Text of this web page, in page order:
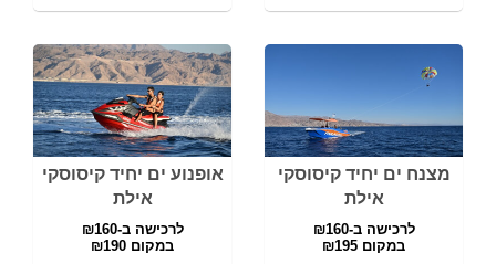
מצנח ים יחיד קיסוסקי
אילת
לרכישה ב-₪160
במקום ₪195
אופנוע ים יחיד קיסוסקי
אילת
לרכישה ב-₪160
במקום ₪190